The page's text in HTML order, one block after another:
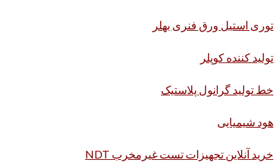
توری استیل ورق فنری بهلر
تولید کننده کوپلر
خط تولید گرانول پلاستیک
هود شیمیایی
خرید آنلاین تجهیزات تست غیرمخرب NDT